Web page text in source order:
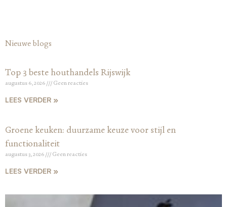
Nieuwe blogs
Top 3 beste houthandels Rijswijk
augustus 6, 2026 Geen reacties
LEES VERDER »
Groene keuken: duurzame keuze voor stijl en
functionaliteit
augustus 3, 2026 Geen reacties
LEES VERDER »